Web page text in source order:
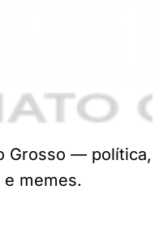
Grosso — política,
memes.